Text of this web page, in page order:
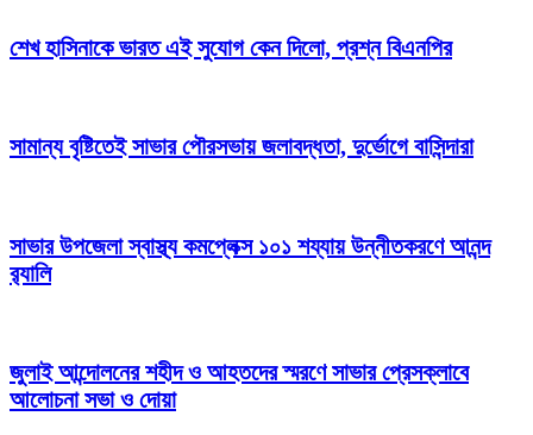
শেখ হাসিনাকে ভারত এই সুযোগ কেন দিলো, প্রশ্ন বিএনপির
সামান্য বৃষ্টিতেই সাভার পৌরসভায় জলাবদ্ধতা, দুর্ভোগে বাসিন্দারা
সাভার উপজেলা স্বাস্থ্য কমপ্লেক্স ১০১ শয্যায় উন্নীতকরণে আনন্দ
র‍্যালি
জুলাই আন্দোলনের শহীদ ও আহতদের স্মরণে সাভার প্রেসক্লাবে
আলোচনা সভা ও দোয়া